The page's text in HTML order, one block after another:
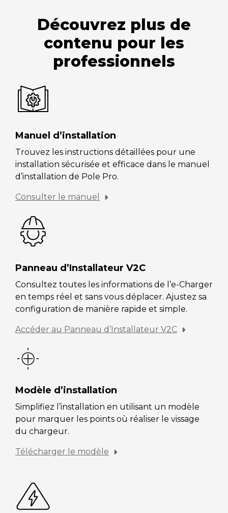
Découvrez plus de
contenu pour les
professionnels
Manuel d’installation
Trouvez les instructions détaillées pour une
installation sécurisée et efficace dans le manuel
d’installation de Pole Pro.
Consulter le manuel
Panneau d’Installateur V2C
Consultez toutes les informations de l’e-Charger
en temps réel et sans vous déplacer. Ajustez sa
configuration de manière rapide et simple.
Accéder au Panneau d’Installateur V2C
Modèle d’installation
Simplifiez l’installation en utilisant un modèle
pour marquer les points où réaliser le vissage
du chargeur.
Télécharger le modèle